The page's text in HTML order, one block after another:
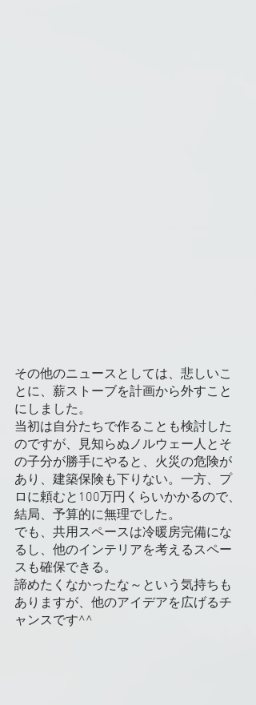
その他のニュースとしては、悲しいこ
とに、薪ストーブを計画から外すこと
にしました。
当初は自分たちで作ることも検討した
のですが、見知らぬノルウェー人とそ
の子分が勝手にやると、火災の危険が
あり、建築保険も下りない。一方、プ
ロに頼むと100万円くらいかかるので、
結局、予算的に無理でした。
でも、共用スペースは冷暖房完備にな
るし、他のインテリアを考えるスペー
スも確保できる。
諦めたくなかったな～という気持ちも
ありますが、他のアイデアを広げるチ
ャンスです^^